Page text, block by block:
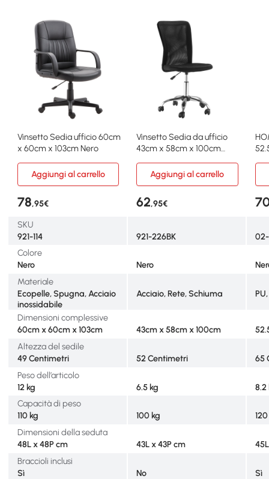
Vinsetto Sedia ufficio 60cm
x 60cm x 103cm Nero
Vinsetto Sedia da ufficio
43cm x 58cm x 100cm
Aggiungi al carrello
Aggiungi al carrello
78,95€ 62,95€
SKU
921-114
921-226BK
Colore
Nero
Nero
Materiale
Ecopelle, Spugna, Acciaio
inossidabile
Acciaio, Rete, Schiuma
Dimensioni complessive
60cm x 60cm x 103cm
43cm x 58cm x 100cm
Altezza del sedile
49 Centimetri
52 Centimetri
65
Peso dell’articolo
12 kg
6.5 kg
8.2
Capacità di peso
110 kg
100 kg
Dimensioni della seduta
48L x 48P cm
43L x 43P cm
Braccioli inclusi
Sì
No
Sì